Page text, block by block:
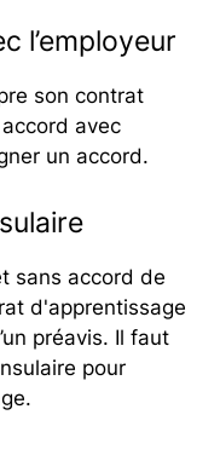
l’employeur
son contrat
avec
un accord.
sans accord de
d'apprentissage
préavis. Il faut
pour